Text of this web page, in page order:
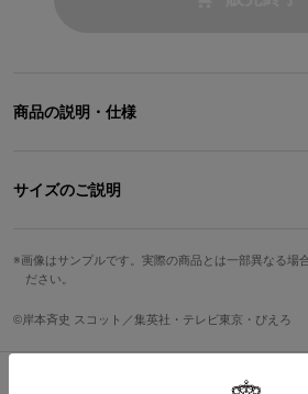
商品の説明・仕様
せるカラーリングがより一層カカシらし
開くと「万華鏡写輪眼」のモチーフがあし
思い起こさせます。
内装は「雷切」「神威」のエフェクト、
ーフを組み合わせたオリジナルテキスタイ
サイズのご説明
8.5cm
サイズガイドページはこちら
画像はサンプルです。実際の商品とは一部異なる場
ださい。
©岸本斉史 スコット／集英社・テレビ東京・ぴえろ